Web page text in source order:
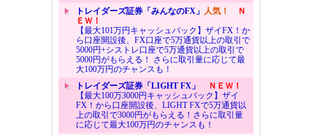
トレイダーズ証券「みんなのFX」 人気！
Ｎ
ＥＷ！
【最大101万円キャッシュバック】ザイFX！か
ら口座開設後、FX口座で5万通貨以上の取引で
5000円+シストレ口座で5万通貨以上の取引で
5000円がもらえる！ さらに取引量に応じて最
大100万円のチャンスも！
トレイダーズ証券「LIGHT FX」
ＮＥＷ！
【最大100万3000円キャッシュバック】ザイ
FX！から口座開設後、LIGHT FXで5万通貨以
上の取引で3000円がもらえる！さらに取引量
に応じて最大100万円のチャンスも！